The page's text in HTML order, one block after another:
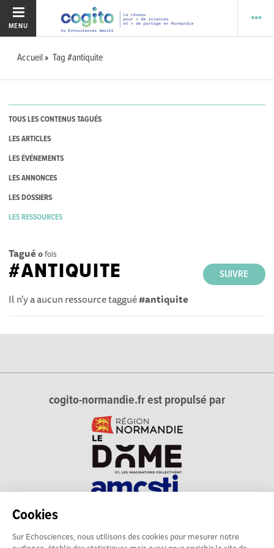
Cookies
Sur Echosciences, nous utilisons des cookies pour mesurer notre
MENU
Accueil Tag #antiquite
TOUS LES CONTENUS TAGUÉS
LES ARTICLES
LES ÉVÉNEMENTS
LES ANNONCES
LES DOSSIERS
LES RESSOURCES
Tagué 0fois
SUIVRE
#ANTIQUITE
Il n'y a aucun ressource taggué#antiquite
cogito-normandie.fr est propulsé par
technique et du dialogue science-société en Normandie.